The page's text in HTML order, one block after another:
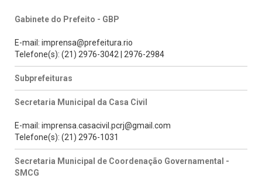
Gabinete do Prefeito - GBP
E-mail: imprensa@prefeitura.rio
Telefone(s): (21) 2976-3042 | 2976-2984
Subprefeituras
Secretaria Municipal da Casa Civil
E-mail: imprensa.casacivil.pcrj@gmail.com
Telefone(s): (21) 2976-1031
Secretaria Municipal de Coordenação Governamental -
SMCG